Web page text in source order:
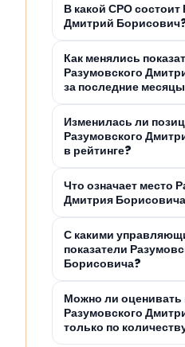
В какой СРО состоит
Дмитрий
Как менялись
Разумовского
за последние
Изменилась ли
Разумовского
в рейтинге?
Что означает место
Дмитрия
С какими
показатели
Борисовича?
Можно ли оценивать
Разумовского
только по